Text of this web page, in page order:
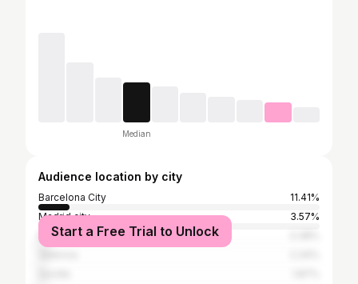
Median
Audience location by city
Barcelona City
11.41%
Madrid city
3.57%
Mataró
Start a Free Trial to Unlock